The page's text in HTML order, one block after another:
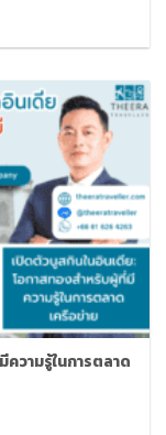
วามรู้ในการตลาด